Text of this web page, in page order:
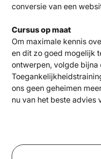
conversie van een
Cursus op maat
Om maximale kennis
en dit zo goed mogelijk
ontwerpen, volgde bijna
ons geen geheimen
nu van het beste advies